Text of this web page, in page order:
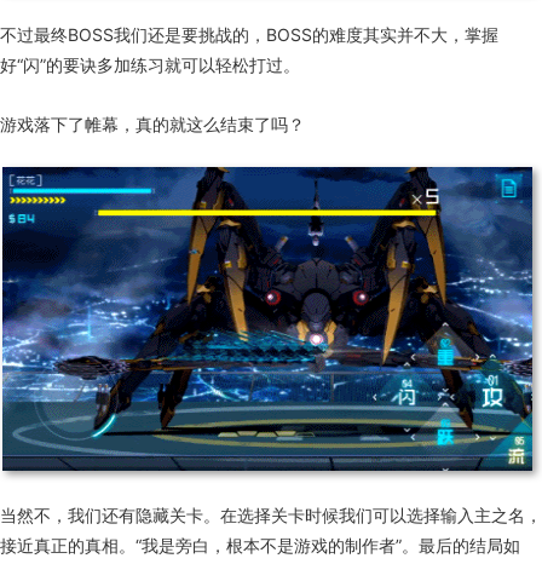
不过最终BOSS我们还是要挑战的，BOSS的难度其实并不大，掌握
好“闪”的要诀多加练习就可以轻松打过。
游戏落下了帷幕，真的就这么结束了吗？
当然不，我们还有隐藏关卡。在选择关卡时候我们可以选择输入主之名，
接近真正的真相。“我是旁白，根本不是游戏的制作者”。最后的结局如